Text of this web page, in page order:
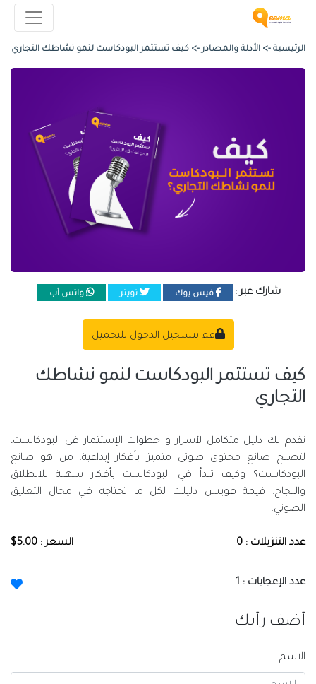
الرئيسية -> الأدلة والمصادر-> كيف تستثمر البودكاست لنمو نشاطك التجاري
شارك عبر : فيس بوك تويتر واتس أب
قم بتسجيل الدخول للتحميل
كيف تستثمر البودكاست لنمو نشاطك
التجاري
نقدم لك دليل متكامل لأسرار و خطوات الإستثمار في البودكاست،
لتصبح صانع محتوى صوتي متميز بأفكار إبداعية. من هو صانع
البودكاست؟ وكيف تبدأ في البودكاست بأفكار سهلة للانطلاق
والنجاح. قيمة فويس دليلك لكل ما تحتاجه في مجال التعليق
الصوتي.
عدد التنزيلات : 0 السعر : 5.00$
عدد الإعجابات : 1
أضف رأيك
الاسم